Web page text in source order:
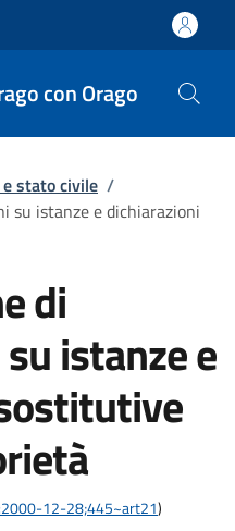
con Orago
stato civile /
su istanze e dichiarazioni
di
istanze e
12-28;445~art21)